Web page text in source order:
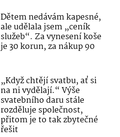
Dětem nedávám kapesné,
ale udělala jsem „ceník
služeb“. Za vynesení koše
je 30 korun, za nákup 90
„Když chtějí svatbu, ať si
na ni vydělají.“ Výše
svatebního daru stále
rozděluje společnost,
přitom je to tak zbytečné
řešit